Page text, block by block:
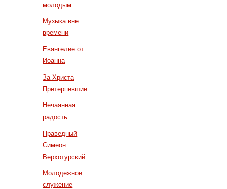
молодым
Музыка вне
времени
Евангелие от
Иоанна
За Христа
Претерпевшие
Нечаянная
радость
Праведный
Симеон
Верхотурский
Молодежное
служение